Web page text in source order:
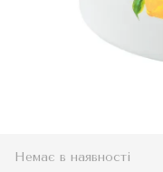
Немає в наявності